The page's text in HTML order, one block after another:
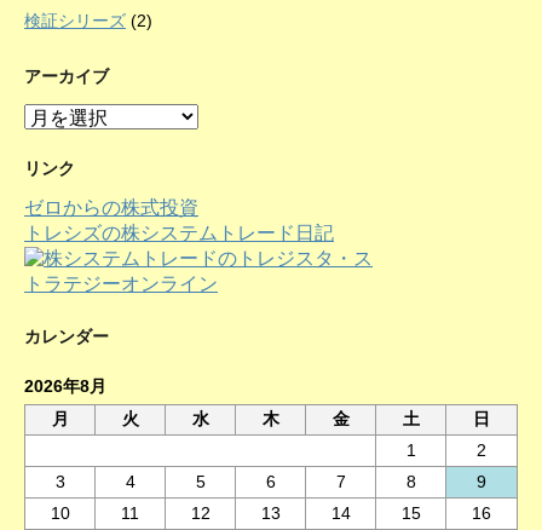
検証シリーズ (2)
アーカイブ
ア
カ
ブ
リンク
ゼロからの株式投資
トレシズの株システムトレード日記
カレンダー
2026年8月
月
火 水 木 金 土
日
1
2
3
4 5 6 7 8
9
10
11 12 13 14 15 16